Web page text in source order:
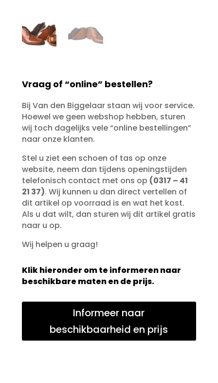
Vraag of “online” bestellen?
Bij Van den Biggelaar staan wij voor service.
Hoewel we geen webshop hebben, sturen
wij toch dagelijks vele “online bestellingen”
naar onze klanten.
Stel u ziet een schoen of tas op onze
website, neem dan tijdens openingstijden
telefonisch contact met ons op (0317 – 41
21 37). Wij kunnen u dan direct vertellen of
dit artikel op voorraad is en wat het kost.
Als u dat wilt, dan sturen wij dit artikel gratis
naar u op.
Wij helpen u graag!
Klik hieronder om te informeren naar
beschikbare maten en de prijs.
Informeer naar
beschikbaarheid en prijs